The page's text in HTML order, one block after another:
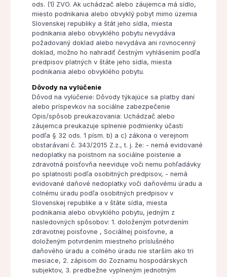
ods. (1) ZVO. Ak uchádzač alebo záujemca má sídlo,
miesto podnikania alebo obvyklý pobyt mimo územia
Slovenskej republiky a štát jeho sídla, miesta
podnikania alebo obvyklého pobytu nevydáva
požadovaný doklad alebo nevydáva ani rovnocenný
doklad, možno ho nahradiť čestným vyhlásením podľa
predpisov platných v štáte jeho sídla, miesta
podnikania alebo obvyklého pobytu.
Dôvody na vylúčenie
Dôvod na vylúčenie: Dôvody týkajúce sa platby daní
alebo príspevkov na sociálne zabezpečenie
Opis/spôsob preukazovania: Uchádzač alebo
záujemca preukazuje splnenie podmienky účasti
podľa § 32 ods. 1 písm. b) a c) zákona o verejnom
obstarávaní č. 343/2015 Z.z., t. j. že: - nemá evidované
nedoplatky na poistnom na sociálne poistenie a
zdravotná poisťovňa neeviduje voči nemu pohľadávky
po splatnosti podľa osobitných predpisov, - nemá
evidované daňové nedoplatky voči daňovému úradu a
colnému úradu podľa osobitných predpisov v
Slovenskej republike a v štáte sídla, miesta
podnikania alebo obvyklého pobytu, jedným z
nasledovných spôsobov: 1. doloženým potvrdením
zdravotnej poisťovne , Sociálnej poisťovne, a
doloženým potvrdením miestneho príslušného
daňového úradu a colného úradu nie starším ako tri
mesiace, 2. zápisom do Zoznamu hospodárskych
subjektov, 3. predbežne vyplneným jednotným